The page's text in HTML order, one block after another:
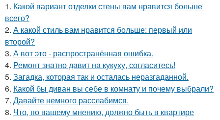
1. Какой вариант отделки стены вам нравится больше
всего?
2. А какой стиль вам нравится больше: первый или
второй?
3. А вот это - распространённая ошибка.
4. Ремонт знатно давит на кукуху, согласитесь!
5. Загадка, которая так и осталась неразгаданной.
6. Какой бы диван вы себе в комнату и почему выбрали?
7. Давайте немного расслабимся.
8. Что, по вашему мнению, должно быть в квартире